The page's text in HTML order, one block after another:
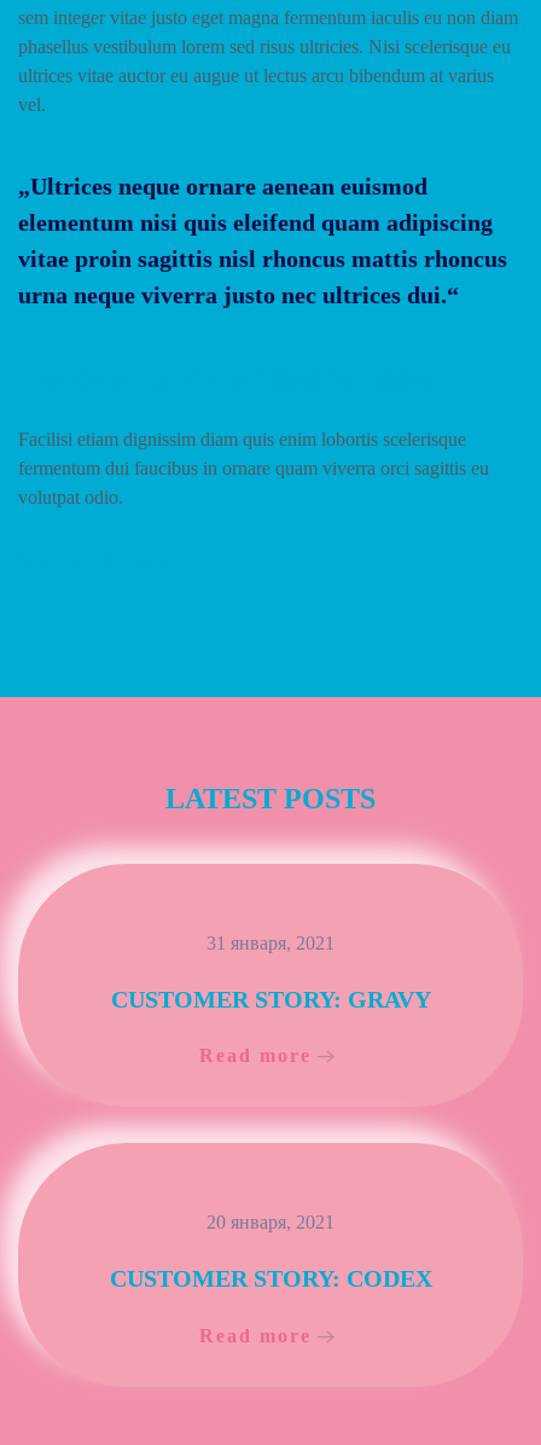
sem integer vitae justo eget magna fermentum iaculis eu non diam
phasellus vestibulum lorem sed risus ultricies. Nisi scelerisque eu
ultrices vitae auctor eu augue ut lectus arcu bibendum at varius
vel.
„Ultrices neque ornare aenean euismod
elementum nisi quis eleifend quam adipiscing
vitae proin sagittis nisl rhoncus mattis rhoncus
urna neque viverra justo nec ultrices dui.“
Facilisi etiam dignissim diam quis enim lobortis scelerisque
fermentum dui faucibus in ornare quam viverra orci sagittis eu
volutpat odio.
LATEST POSTS
31 января, 2021
CUSTOMER STORY: GRAVY
Read more
20 января, 2021
CUSTOMER STORY: CODEX
Read more